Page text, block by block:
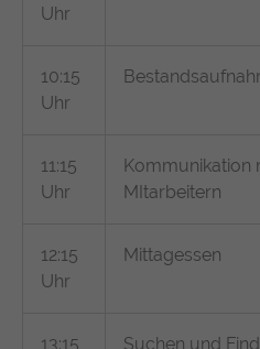
Uhr
10:15
Uhr
11:15
Uhr
Kommunikation
MItarbeitern
12:15
Uhr
Mittagessen
13:15
Suchen und